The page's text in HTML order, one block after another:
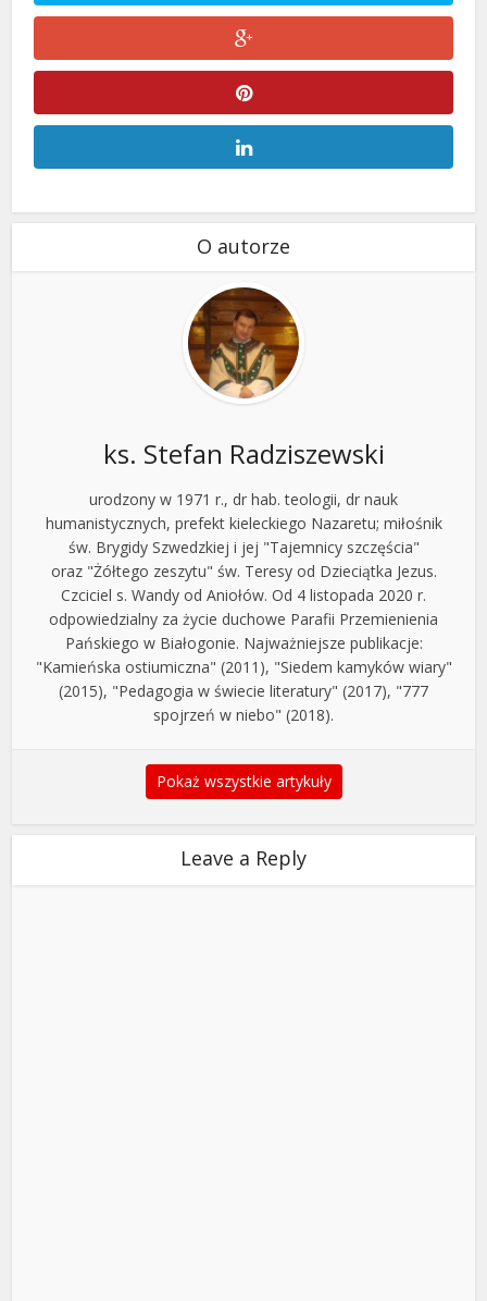
O autorze
ks. Stefan Radziszewski
urodzony w 1971 r., dr hab. teologii, dr nauk
humanistycznych, prefekt kieleckiego Nazaretu; miłośnik
św. Brygidy Szwedzkiej i jej "Tajemnicy szczęścia"
oraz "Żółtego zeszytu" św. Teresy od Dzieciątka Jezus.
Czciciel s. Wandy od Aniołów. Od 4 listopada 2020 r.
odpowiedzialny za życie duchowe Parafii Przemienienia
Pańskiego w Białogonie. Najważniejsze publikacje:
"Kamieńska ostiumiczna" (2011), "Siedem kamyków wiary"
(2015), "Pedagogia w świecie literatury" (2017), "777
spojrzeń w niebo" (2018).
Pokaż wszystkie artykuły
Leave a Reply